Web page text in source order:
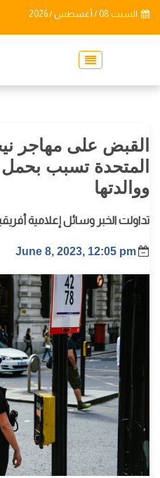
السبت 08 / أغسطس / 2026
القبض على مهاجر
المتحدة تسبب
ووالدتها
تداولت الخبر وسائل إعلامية
June 8, 2023, 12:05 pm